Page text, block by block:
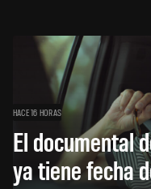
HACE 16 HORAS
El documental
ya tiene fecha